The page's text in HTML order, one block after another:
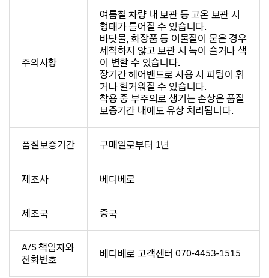
주의사항
여름철 차량 내 보관 등 고온 보관 시
형태가 틀어질 수 있습니다.
바닷물, 화장품 등 이물질이 묻은 경우
세척하지 않고 보관 시 녹이 슬거나 색
이 변할 수 있습니다.
장기간 헤어밴드로 사용 시 피팅이 휘
거나 헐거워질 수 있습니다.
착용 중 부주의로 생기는 손상은 품질
보증기간 내에도 유상 처리됩니다.
품질보증기간 구매일로부터 1년
제조사 베디베로
제조국 중국
A/S 책임자와
전화번호
베디베로 고객센터 070-4453-1515